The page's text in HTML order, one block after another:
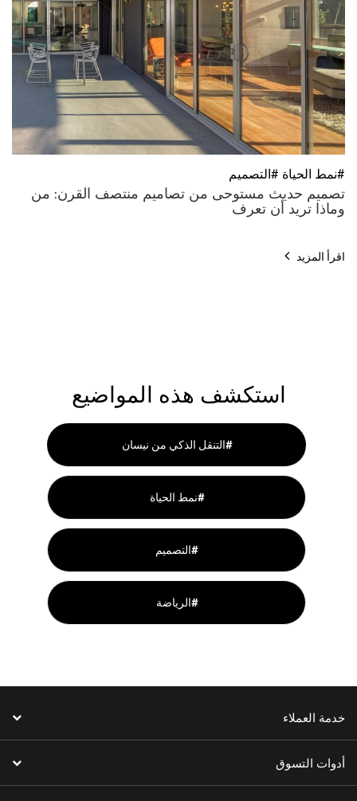
#نمط الحياة #التصميم
تصميم حديث مستوحى من تصاميم منتصف القرن: من
وماذا تريد أن تعرف
اقرأ المزيد
استكشف هذه المواضيع
التنقل الذكي من نيسان#
نمط الحياة#
التصميم#
الرياضة#
خدمة العملاء
أدوات التسوق